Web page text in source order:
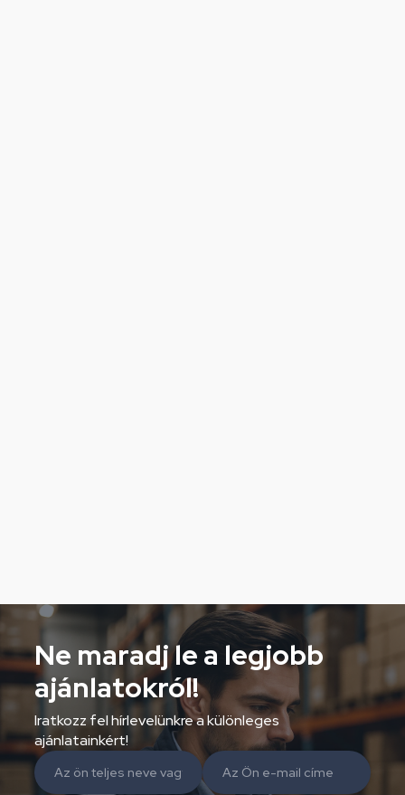
Ne maradj le a legjobb
ajánlatokról!
Iratkozz fel hírlevelünkre a különleges
ajánlatainkért!